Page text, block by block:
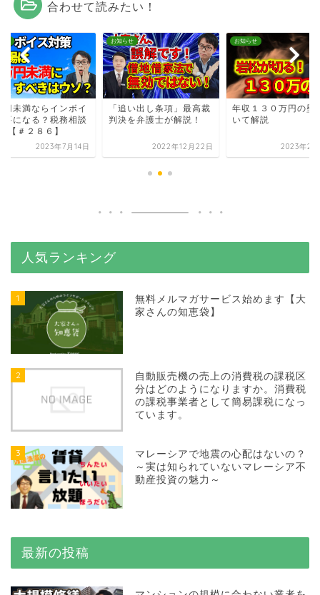
合わせて読みたい！
円未満ならインボイ
要になる？税務相談
【＃２８６】
2023年7月14日
お知らせ
「追い出し条項」最高裁
判決を弁護士が解説！
2022年12月22日
お知らせ
年収１３０万円の壁
いて解説
2023年2
人気ランキング
1
無料メルマガサービス始めます【大
家さんの知恵袋】
2
自動販売機の売上の消費税の課税区
分はどのようになりますか。消費税
の課税事業者として簡易課税になっ
ています。
3
マレーシアで地震の心配はないの？
～実は知られていないマレーシア不
動産投資の魅力～
最新の投稿